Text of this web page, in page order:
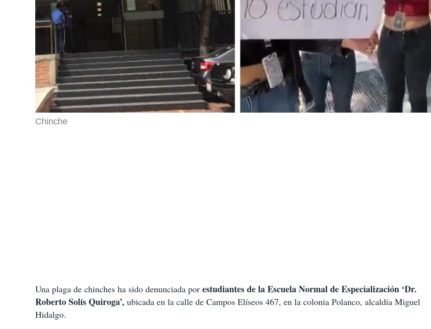
Chinche
Una plaga de chinches ha sido denunciada por estudiantes de la Escuela Normal de Especialización ‘Dr.
Roberto Solís Quiroga’, ubicada en la calle de Campos Elíseos 467, en la colonia Polanco, alcaldía Miguel
Hidalgo.